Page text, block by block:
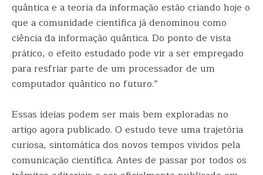
quântica e a teoria da informação estão criando hoje o
que a comunidade científica já denominou como
ciência da informação quântica. Do ponto de vista
prático, o efeito estudado pode vir a ser empregado
para resfriar parte de um processador de um
computador quântico no futuro.”
Essas ideias podem ser mais bem exploradas no
artigo agora publicado. O estudo teve uma trajetória
curiosa, sintomática dos novos tempos vividos pela
comunicação científica. Antes de passar por todos os